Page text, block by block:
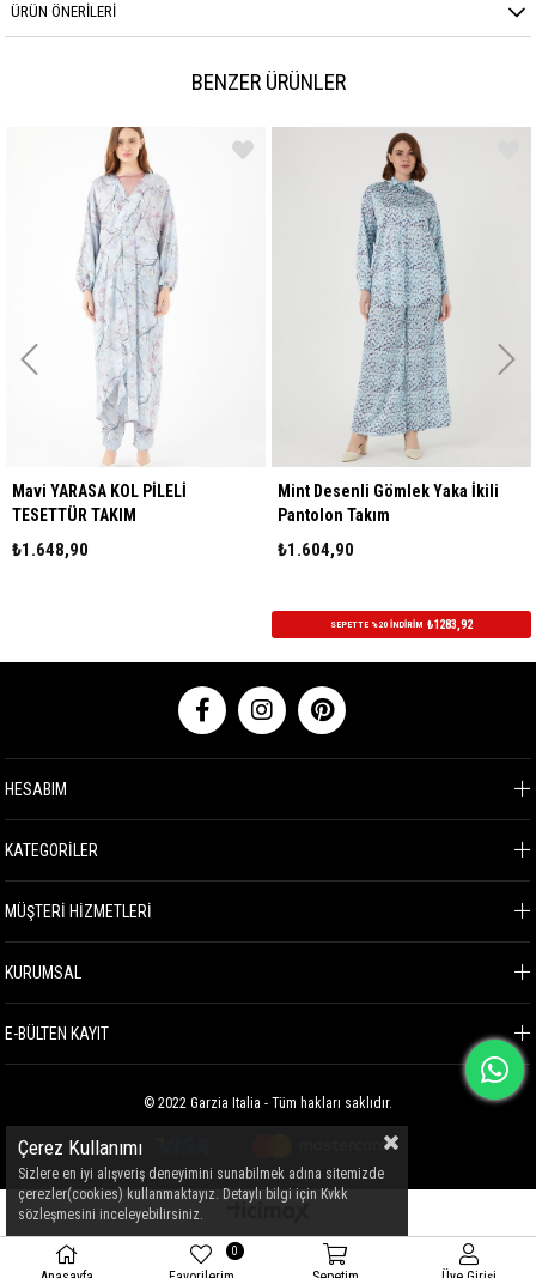
ÜRÜN ÖNERILERI
BENZER ÜRÜNLER
KOL PİLELİ
TAKIM
Mint Desenli Gömlek Yaka İkili
Pantolon Takım
₺1.604,90
SEPETTE %20 İNDİRİM ₺1283,92
Taba
HESABIM
KATEGORİLER
MÜŞTERİ HİZMETLERİ
KURUMSAL
E-BÜLTEN KAYIT
© 2022 Garzia Italia - Tüm hakları saklıdır.
Çerez Kullanımı
Sizlere en iyi alışveriş deneyimini sunabilmek adına sitemizde
çerezler(cookies) kullanmaktayız. Detaylı bilgi için Kvkk
sözleşmesini inceleyebilirsiniz.
0